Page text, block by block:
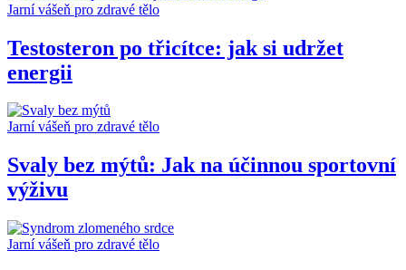
Jarní vášeň pro zdravé tělo
Testosteron po třicítce: jak si udržet
energii
Jarní vášeň pro zdravé tělo
Svaly bez mýtů: Jak na účinnou sportovní
výživu
Jarní vášeň pro zdravé tělo